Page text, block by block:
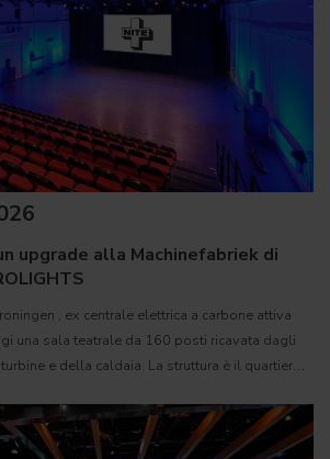
upgrade alla Machinefabriek di
, ex centrale elettrica a carbone attiva
una sala teatrale da 160 posti ricavata dagli
e della caldaia. La struttura è il quartier